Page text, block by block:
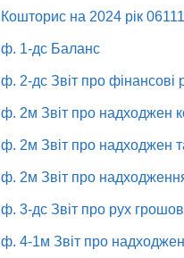
Кошторис на 2024 рік
ф. 1-дс Баланс
ф. 2-дс Звіт про фінансові
ф. 2м Звіт про надходжен
ф. 2м Звіт про надходжен
ф. 2м Звіт про
ф. 3-дс Звіт про рух
ф. 4-1м Звіт про